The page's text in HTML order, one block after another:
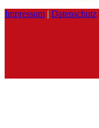
Impressum | Datenschutz